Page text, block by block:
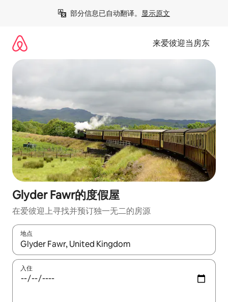
部分信息已自动翻译。 显示原文
来爱彼迎当房东
Glyder Fawr的度假屋
在爱彼迎上寻找并预订独一无二的房源
地点
如有搜索结果，请使用上下方向键查看，或通过点击或滑动手势
入住